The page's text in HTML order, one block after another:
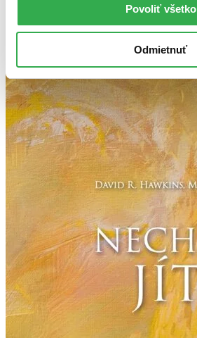
Povoliť všetko
Odmietnuť